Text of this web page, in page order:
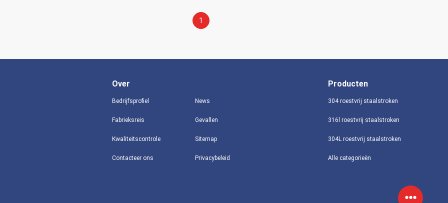
1
Over
Bedrijfsprofiel
Fabrieksreis
Kwaliteitscontrole
Contacteer ons
News
Gevallen
Sitemap
Privacybeleid
Producten
304 roestvrij staalstroken
316l roestvrij staalstroken
304L roestvrij staalstroken
Alle categorieën